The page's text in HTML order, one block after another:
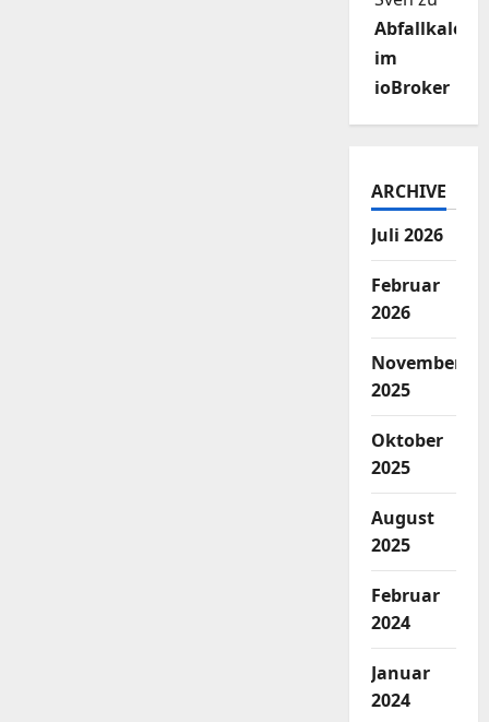
im
ioBroker
ARCHIVE
Juli 2026
Februar
2026
November
2025
Oktober
2025
August
2025
Februar
2024
Januar
2024